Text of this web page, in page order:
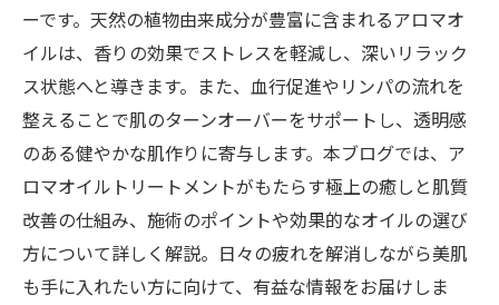
ーです。天然の植物由来成分が豊富に含まれるアロマオ
イルは、香りの効果でストレスを軽減し、深いリラック
ス状態へと導きます。また、血行促進やリンパの流れを
整えることで肌のターンオーバーをサポートし、透明感
のある健やかな肌作りに寄与します。本ブログでは、ア
ロマオイルトリートメントがもたらす極上の癒しと肌質
改善の仕組み、施術のポイントや効果的なオイルの選び
方について詳しく解説。日々の疲れを解消しながら美肌
も手に入れたい方に向けて、有益な情報をお届けしま